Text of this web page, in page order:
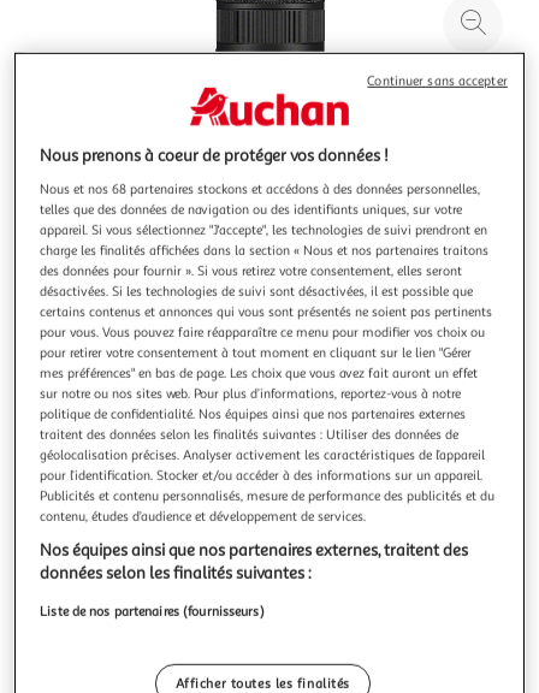
à
Illustration
précédente
Illustration
suivante
5.0 (2)
CANON
Objectif pour Hybride RF 135mm F1.8L IS USM
Type de focale : Fixe Bouchon d'objectif avant : Oui Diamètre
filtre : 82 mm Focale : 135mm
En savoir +
Vendu parMultishop
4,99€
Plus d'options
Ajouter au panier
Nous prenons à coeur de protéger vos données !
Nous et nos 68 partenaires stockons et accédons à des données personnelles,
telles que des données de navigation ou des identifiants uniques, sur votre
appareil. Si vous sélectionnez "J'accepte", les technologies de suivi prendront en
charge les finalités affichées dans la section « Nous et nos partenaires traitons
des données pour fournir ». Si vous retirez votre consentement, elles seront
désactivées. Si les technologies de suivi sont désactivées, il est possible que
certains contenus et annonces qui vous sont présentés ne soient pas pertinents
pour vous. Vous pouvez faire réapparaître ce menu pour modifier vos choix ou
pour retirer votre consentement à tout moment en cliquant sur le lien "Gérer
mes préférences" en bas de page. Les choix que vous avez fait auront un effet
sur notre ou nos sites web. Pour plus d’informations, reportez-vous à notre
politique de confidentialité. Nos équipes ainsi que nos partenaires externes
traitent des données selon les finalités suivantes : Utiliser des données de
géolocalisation précises. Analyser activement les caractéristiques de l’appareil
pour l’identification. Stocker et/ou accéder à des informations sur un appareil.
Publicités et contenu personnalisés, mesure de performance des publicités et du
contenu, études d’audience et développement de services.
Nos équipes ainsi que nos partenaires externes, traitent des
données selon les finalités suivantes :
Liste de nos partenaires (fournisseurs)
Afficher toutes les finalités
Continuer sans accepter